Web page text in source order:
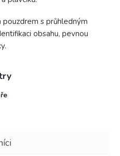
s průhledným
obsahu, pevnou